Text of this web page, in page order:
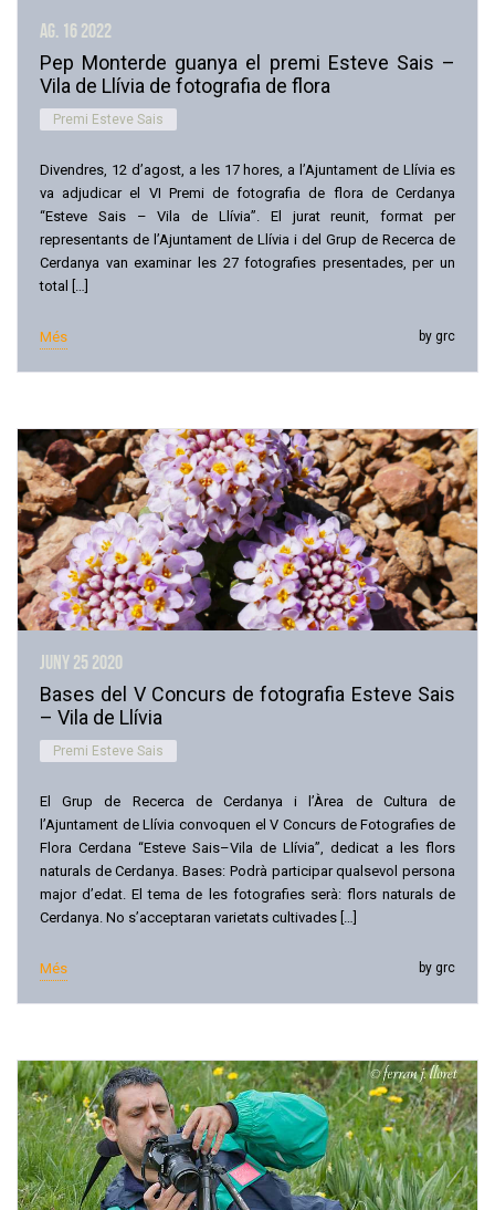
ag. 16 2022
Pep Monterde guanya el premi Esteve Sais –
Vila de Llívia de fotografia de flora
Premi Esteve Sais
Divendres, 12 d’agost, a les 17 hores, a l’Ajuntament de Llívia es
va adjudicar el VI Premi de fotografia de flora de Cerdanya
“Esteve Sais – Vila de Llívia”. El jurat reunit, format per
representants de l’Ajuntament de Llívia i del Grup de Recerca de
Cerdanya van examinar les 27 fotografies presentades, per un
total […]
Més by grc
juny 25 2020
Bases del V Concurs de fotografia Esteve Sais
– Vila de Llívia
Premi Esteve Sais
El Grup de Recerca de Cerdanya i l’Àrea de Cultura de
l’Ajuntament de Llívia convoquen el V Concurs de Fotografies de
Flora Cerdana “Esteve Sais–Vila de Llívia”, dedicat a les flors
naturals de Cerdanya. Bases: Podrà participar qualsevol persona
major d’edat. El tema de les fotografies serà: flors naturals de
Cerdanya. No s’acceptaran varietats cultivades […]
Més by grc